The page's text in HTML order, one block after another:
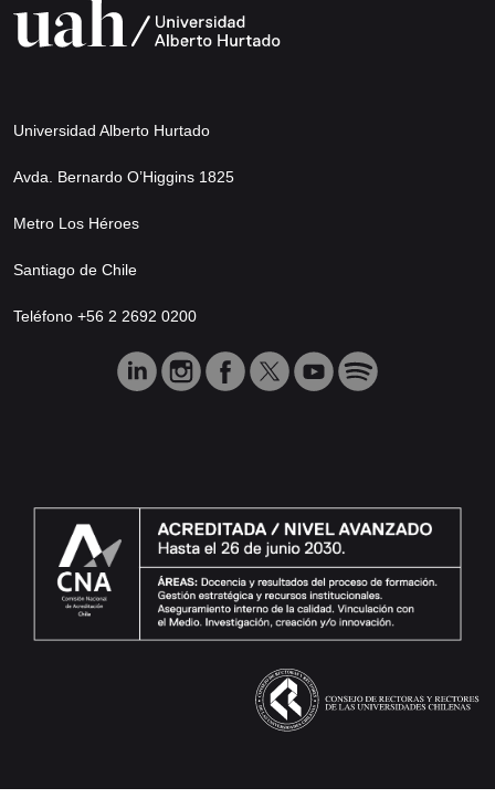
Universidad Alberto Hurtado
Avda. Bernardo O’Higgins 1825
Metro Los Héroes
Santiago de Chile
Teléfono +56 2 2692 0200